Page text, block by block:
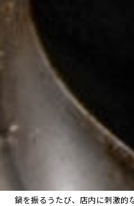
鍋を振るうたび、店内に刺激的